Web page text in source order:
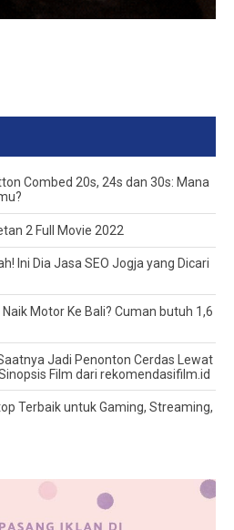
Combed 20s, 24s dan 30s: Mana
2 Full Movie 2022
Ini Dia Jasa SEO Jogja yang Dicari
Motor Ke Bali? Cuman butuh 1,6
Jadi Penonton Cerdas Lewat
Film dari rekomendasifilm.id
Terbaik untuk Gaming, Streaming,